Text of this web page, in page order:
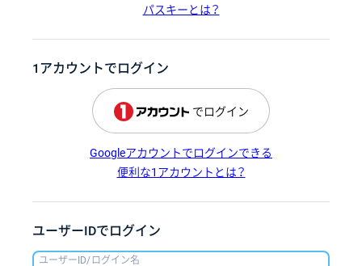
パスキーとは？
1アカウントでログイン
でログイン
Googleアカウントでログインできる
便利な1アカウントとは？
ユーザーIDでログイン
ユーザーID/ログイン名